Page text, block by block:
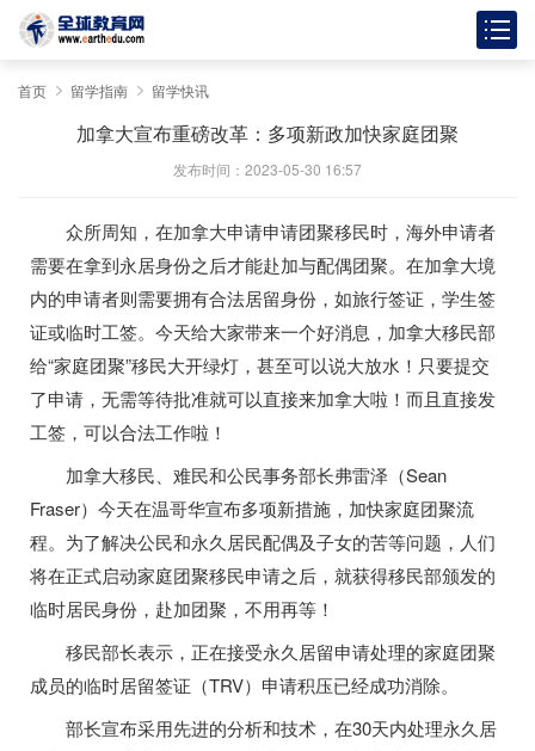
首页 留学指南 留学快讯
加拿大宣布重磅改革：多项新政加快家庭团聚
发布时间：2023-05-30 16:57
众所周知，在加拿大申请申请团聚移民时，海外申请者
需要在拿到永居身份之后才能赴加与配偶团聚。在加拿大境
内的申请者则需要拥有合法居留身份，如旅行签证，学生签
证或临时工签。今天给大家带来一个好消息，加拿大移民部
给“家庭团聚”移民大开绿灯，甚至可以说大放水！只要提交
了申请，无需等待批准就可以直接来加拿大啦！而且直接发
工签，可以合法工作啦！
加拿大移民、难民和公民事务部长弗雷泽（Sean
Fraser）今天在温哥华宣布多项新措施，加快家庭团聚流
程。为了解决公民和永久居民配偶及子女的苦等问题，人们
将在正式启动家庭团聚移民申请之后，就获得移民部颁发的
临时居民身份，赴加团聚，不用再等！
移民部长表示，正在接受永久居留申请处理的家庭团聚
成员的临时居留签证（TRV）申请积压已经成功消除。
部长宣布采用先进的分析和技术，在30天内处理永久居